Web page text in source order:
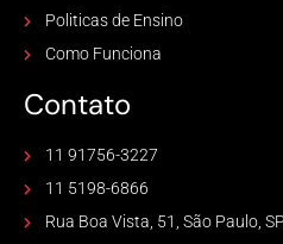
Politicas de Ensino
Como Funciona
Contato
11 91756-3227
11 5198-6866
Rua Boa Vista, 51, São Paulo,